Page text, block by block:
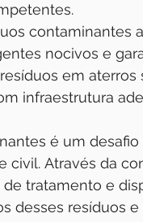
contaminantes
nocivos e
em aterros
infraestrutura
é um
civil. Através da
tratamento e
desses resíduos